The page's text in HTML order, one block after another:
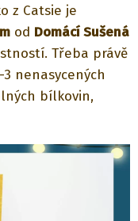
z Catsie je
od Domácí Sušená
Třeba právě
nenasycených
bílkovin,